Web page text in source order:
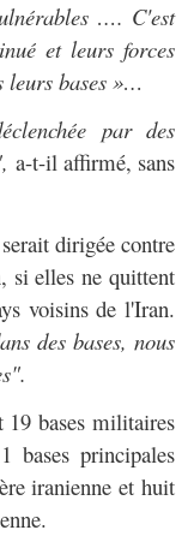
…. C'est
et leurs forces
leurs bases »…
par des
a-t-il affirmé, sans
dirigée contre
si elles ne quittent
voisins de l'Iran.
des bases, nous
19 bases militaires
bases principales
iranienne et huit